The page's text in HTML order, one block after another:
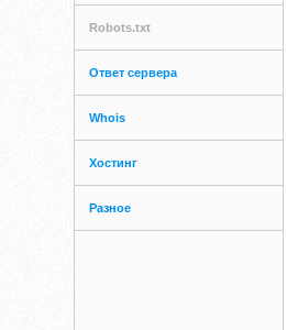
Robots.txt
Ответ сервера
Whois
Хостинг
Разное